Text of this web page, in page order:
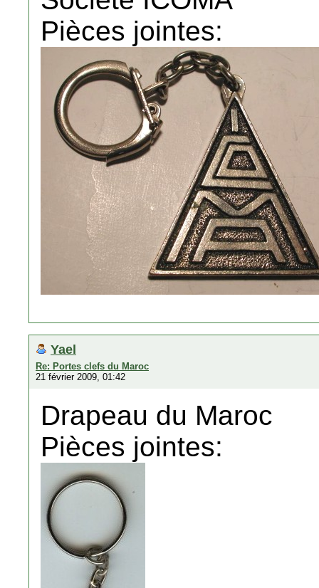
Pièces jointes:
Yael
Re: Portes clefs du Maroc
21 février 2009, 01:42
Drapeau du Maroc
Pièces jointes: